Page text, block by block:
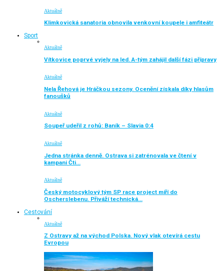
Aktuálně
Klimkovická sanatoria obnovila venkovní koupele i amfiteátr
Sport
Aktuálně
Vítkovice poprvé vyjely na led. A-tým zahájil další fázi přípravy
Aktuálně
Nela Řehová je Hráčkou sezony. Ocenění získala díky hlasům
fanoušků
Aktuálně
Soupeř udeřil z rohů: Baník – Slavia 0:4
Aktuálně
Jedna stránka denně. Ostrava si zatrénovala ve čtení v
kampani Čti…
Aktuálně
Český motocyklový tým SP race project míří do
Oscherslebenu. Přiváží technická…
Cestování
Aktuálně
Z Ostravy až na východ Polska. Nový vlak otevírá cestu
Evropou